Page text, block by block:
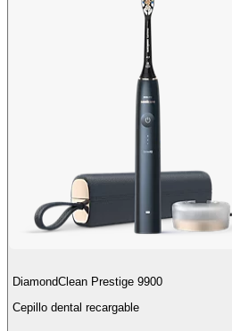
DiamondClean Prestige 9900
Cepillo dental recargable